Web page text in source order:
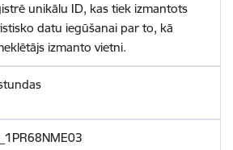
unikālu ID, kas tiek izmantots
datu iegūšanai par to, kā
izmanto vietni.